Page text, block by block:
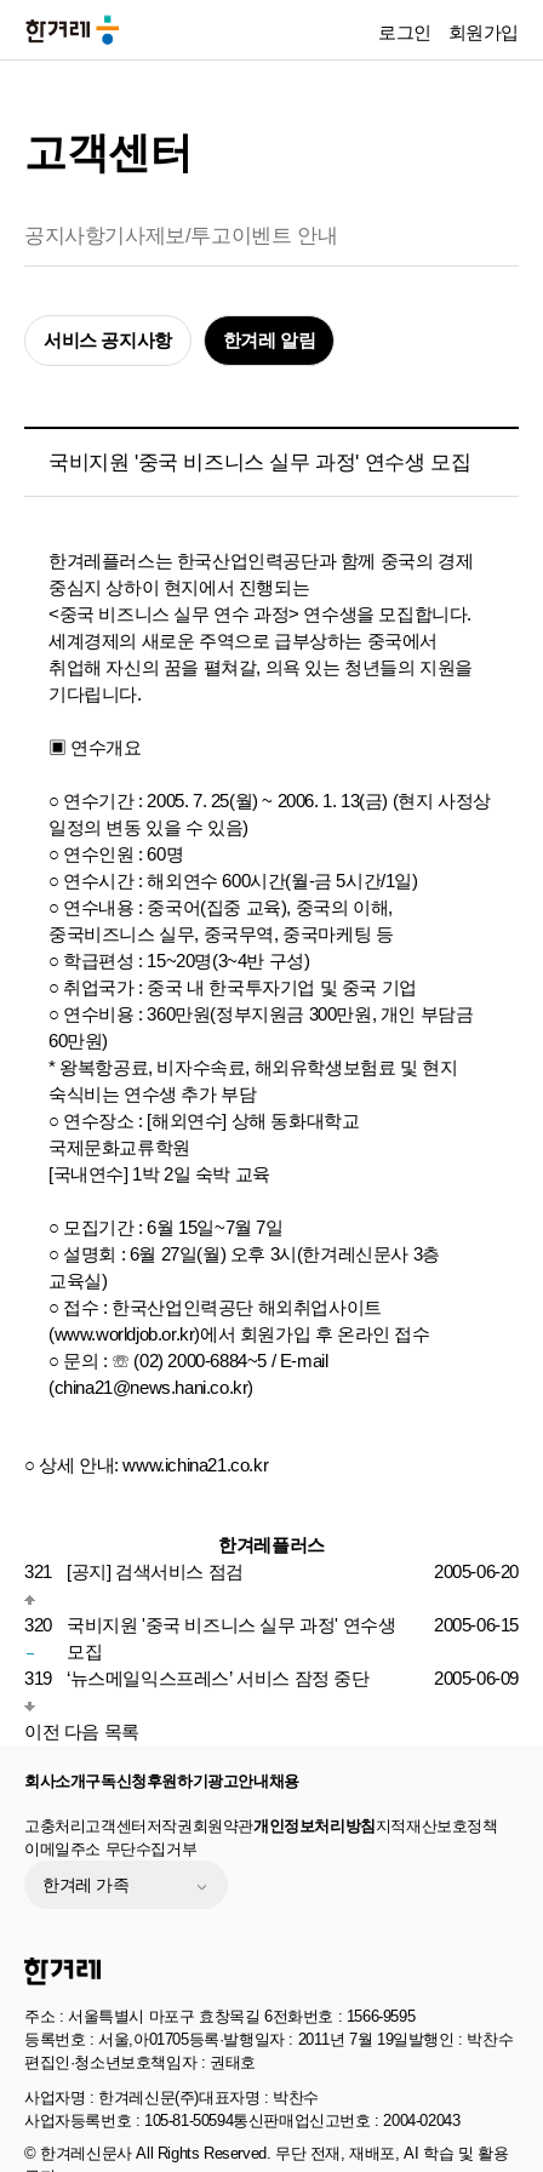
로그인 회원가입
고객센터
공지사항기사제보/투고이벤트 안내
서비스 공지사항 한겨레 알림
국비지원 '중국 비즈니스 실무 과정' 연수생 모집
한겨레플러스는 한국산업인력공단과 함께 중국의 경제
중심지 상하이 현지에서 진행되는
<중국 비즈니스 실무 연수 과정> 연수생을 모집합니다.
세계경제의 새로운 주역으로 급부상하는 중국에서
취업해 자신의 꿈을 펼쳐갈, 의욕 있는 청년들의 지원을
기다립니다.
▣ 연수개요
○ 연수기간 : 2005. 7. 25(월) ~ 2006. 1. 13(금) (현지 사정상
일정의 변동 있을 수 있음)
○ 연수인원 : 60명
○ 연수시간 : 해외연수 600시간(월-금 5시간/1일)
○ 연수내용 : 중국어(집중 교육), 중국의 이해,
중국비즈니스 실무, 중국무역, 중국마케팅 등
○ 학급편성 : 15~20명(3~4반 구성)
○ 취업국가 : 중국 내 한국투자기업 및 중국 기업
○ 연수비용 : 360만원(정부지원금 300만원, 개인 부담금
60만원)
* 왕복항공료, 비자수속료, 해외유학생보험료 및 현지
숙식비는 연수생 추가 부담
○ 연수장소 : [해외연수] 상해 동화대학교
국제문화교류학원
[국내연수] 1박 2일 숙박 교육
○ 모집기간 : 6월 15일~7월 7일
○ 설명회 : 6월 27일(월) 오후 3시(한겨레신문사 3층
교육실)
○ 접수 : 한국산업인력공단 해외취업사이트
(www.worldjob.or.kr)에서 회원가입 후 온라인 접수
○ 문의 : ☏ (02) 2000-6884~5 / E-mail
(china21@news.hani.co.kr)
○ 상세 안내:www.ichina21.co.kr
한겨레플러스
321
[공지] 검색서비스 점검 2005-06-20
320
국비지원 '중국 비즈니스 실무 과정' 연수생
모집
2005-06-15
319 ‘뉴스메일익스프레스’ 서비스 잠정 중단 2005-06-09
이전 다음 목록
회사소개구독신청후원하기 광고안내채용
고충처리고객센터 저작권 회원약관개인정보처리방침 지적재산보호정책
이메일주소 무단수집거부
한겨레 가족
주소 : 서울특별시 마포구 효창목길 6전화번호 : 1566-9595
등록번호 : 서울,아01705등록·발행일자 : 2011년 7월 19일 발행인 : 박찬수
편집인·청소년보호책임자 : 권태호
사업자명 : 한겨레신문(주)대표자명 : 박찬수
사업자등록번호 : 105-81-50594통신판매업신고번호 : 2004-02043
© 한겨레신문사 All Rights Reserved. 무단 전재, 재배포, AI 학습 및 활용